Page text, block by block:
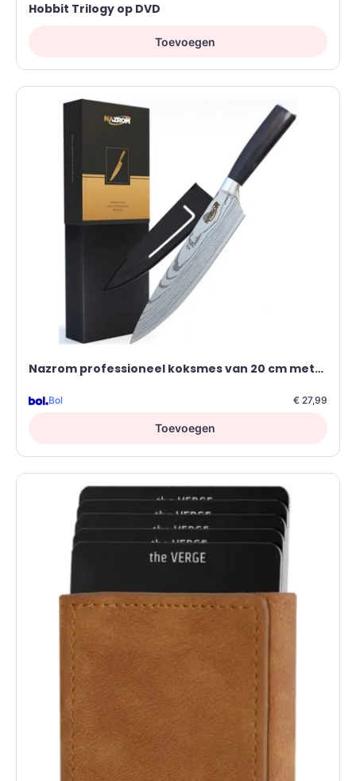
Hobbit Trilogy op DVD
Toevoegen
Nazrom professioneel koksmes van 20 cm met
Bol € 27,99
Toevoegen